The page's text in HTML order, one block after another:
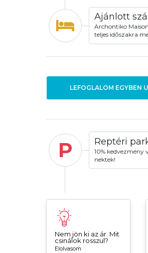
Ajánlott
Archontiko
teljes időszakra
LEFOGLALOM EGYBEN
P Reptéri
10% kedvezmény
nektek!
Nem jön ki az ár. Mit
csinálok rosszul?
Elolvasom